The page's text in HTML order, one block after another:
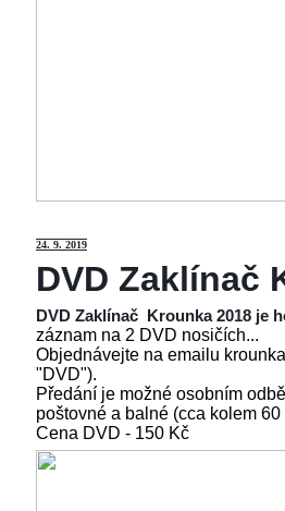
24. 9. 2019
DVD Zaklínač
DVD Zaklínač Krounka 2018 je
záznam na 2 DVD nosičích...
Objednávejte na emailu
"DVD").
Předání je možné osobním
poštovné a balné (cca kolem 60
Cena DVD - 150 Kč